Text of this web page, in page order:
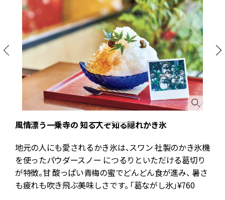
風情漂う一乗寺の 知る人ぞ知る隠れかき氷
地元の人にも愛されるかき氷は、スワン 社製のかき氷機
を使ったパウダースノー につるりといただける葛切り
が特徴。甘 酸っぱい青梅の蜜でどんどん食が進み、 暑さ
も疲れも吹き飛ぶ美味しさです。 「葛ながし氷」¥760